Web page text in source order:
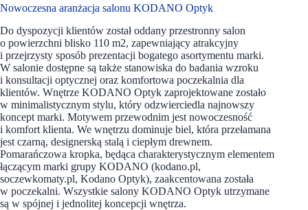
Nowoczesna aranżacja salonu KODANO Optyk
Do dyspozycji klientów został oddany przestronny salon
o powierzchni blisko 110 m2, zapewniający atrakcyjny
i przejrzysty sposób prezentacji bogatego asortymentu marki.
W salonie dostępne są także stanowiska do badania wzroku
i konsultacji optycznej oraz komfortowa poczekalnia dla
klientów. Wnętrze KODANO Optyk zaprojektowane zostało
w minimalistycznym stylu, który odzwierciedla najnowszy
koncept marki. Motywem przewodnim jest nowoczesność
i komfort klienta. We wnętrzu dominuje biel, która przełamana
jest czarną, designerską stalą i ciepłym drewnem.
Pomarańczowa kropka, będąca charakterystycznym elementem
łączącym marki grupy KODANO (kodano.pl,
soczewkomaty.pl, Kodano Optyk), zaakcentowana została
w poczekalni. Wszystkie salony KODANO Optyk utrzymane
są w spójnej i jednolitej koncepcji wnętrza.